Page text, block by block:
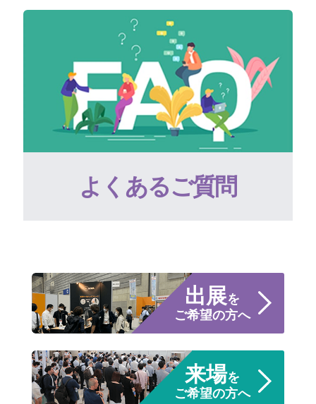
よくあるご質問
出展を
ご希望の方へ
来場を
ご希望の方へ